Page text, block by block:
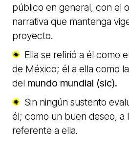
público en general, con el
narrativa que mantenga
proyecto.
Ella se refirió a él como
de México; él a ella como
del mundo mundial (sic).
Sin ningún sustento
él; como un buen deseo, a
referente a ella.